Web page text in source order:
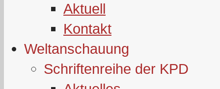
Aktuell
Kontakt
Weltanschauung
Schriftenreihe der KPD